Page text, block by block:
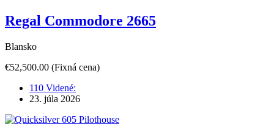
Regal Commodore 2665
Blansko
€52,500.00 (Fixná cena)
110 Videné:
23. júla 2026